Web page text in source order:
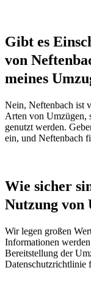
Gibt es
von
meines
Nein, Neftenbach ist
Arten von Umzügen,
genutzt werden.
ein, und Neftenbach
Wie sicher
Nutzung von
Wir legen großen
Informationen
Bereitstellung der
Datenschutzrichtlinie